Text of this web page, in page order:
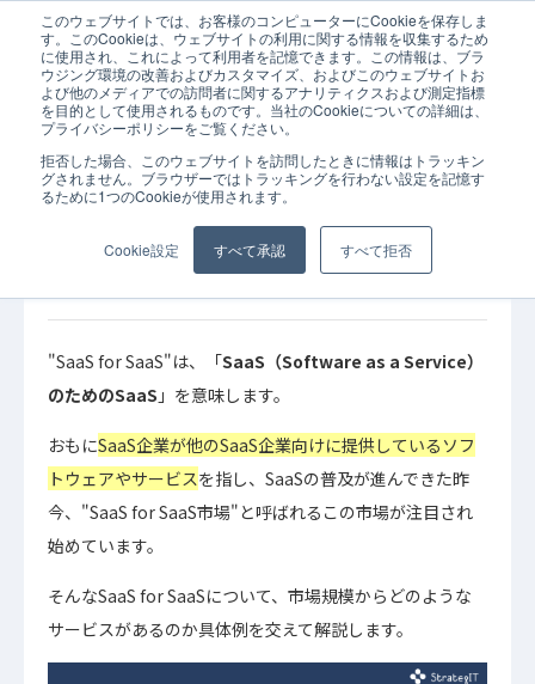
このウェブサイトでは、お客様のコンピューターにCookieを保存しま
す。このCookieは、ウェブサイトの利用に関する情報を収集するため
に使用され、これによって利用者を記憶できます。この情報は、ブラ
ウジング環境の改善およびカスタマイズ、およびこのウェブサイトお
よび他のメディアでの訪問者に関するアナリティクスおよび測定指標
を目的として使用されるものです。当社のCookieについての詳細は、
プライバシーポリシーをご覧ください。
拒否した場合、このウェブサイトを訪問したときに情報はトラッキン
グされません。ブラウザーではトラッキングを行わない設定を記憶す
るために1つのCookieが使用されます。
Cookie設定 すべて承認 すべて拒否
ホーム コラム JOINT SaaS iPaaS SaaS for SaaS（SaaS
2024年05月28日 iPaaS SaaS JOINT コラム
SaaS for SaaS（SaaSのためのSaaS）とは？
SaaS開発効率化ツール、SaaS管理ツール、連
携ツールについて具体例を交えて解説
"SaaS for SaaS"は、「SaaS（Software as a Service）
のためのSaaS 」を意味します。
おもにSaaS企業が他のSaaS企業向けに提供しているソフ
トウェアやサービスを指し、SaaSの普及が進んできた昨
今、"SaaS for SaaS市場"と呼ばれるこの市場が注目され
始めています。
そんなSaaS for SaaSについて、市場規模からどのような
サービスがあるのか具体例を交えて解説します。